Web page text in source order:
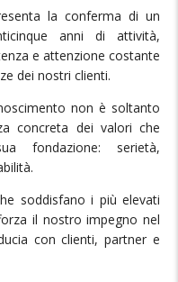
la conferma di un
anni di attività,
e attenzione costante
dei nostri clienti.
non è soltanto
concreta dei valori che
fondazione: serietà,
soddisfano i più elevati
il nostro impegno nel
con clienti, partner e